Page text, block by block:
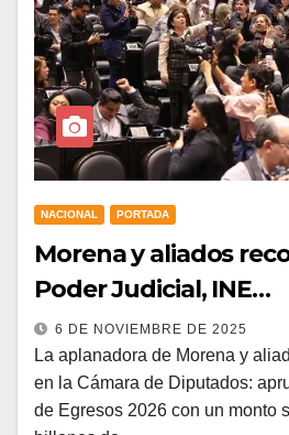
NACIONAL PORTADA
Morena y aliados
Poder Judicial, INE…
6 DE NOVIEMBRE DE 2025
La aplanadora de Morena y
en la Cámara de Diputados:
de Egresos 2026 con un monto